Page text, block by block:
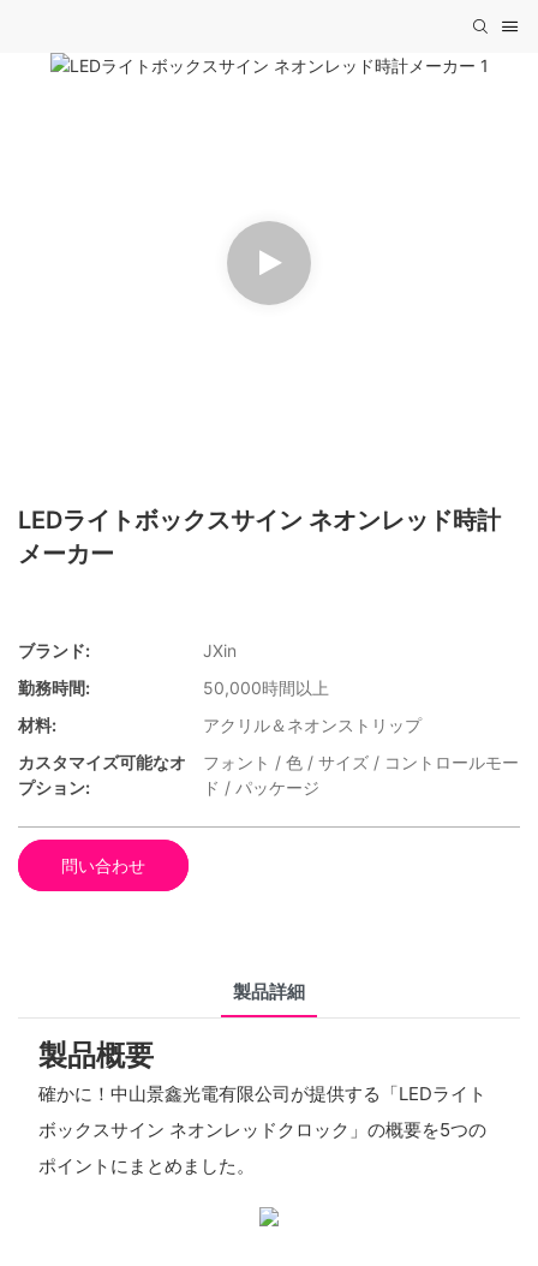
LEDライトボックスサイン ネオンレッド時計
メーカー
ブランド:
JXin
勤務時間:
50,000時間以上
材料:
アクリル＆ネオンストリップ
カスタマイズ可能なオ
プション:
フォント / 色 / サイズ / コントロールモー
ド / パッケージ
問い合わせ
製品詳細
製品概要
確かに！中山景鑫光電有限公司が提供する「LEDライト
ボックスサイン ネオンレッドクロック」の概要を5つの
ポイントにまとめました。